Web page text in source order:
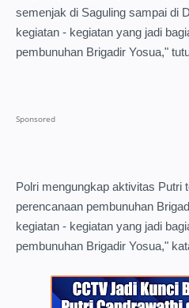
semenjak di Saguling sampai di
kegiatan - kegiatan yang jadi
pembunuhan Brigadir Yosua,"
Polri mengungkap aktivitas Putri
perencanaan pembunuhan
kegiatan - kegiatan yang jadi
pembunuhan Brigadir Yosua,"